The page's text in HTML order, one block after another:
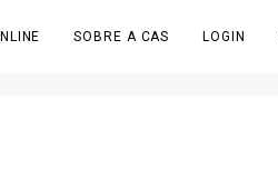
SOBRE A CAS LOGIN